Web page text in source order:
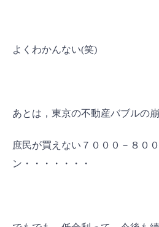
よくわかんない(笑)
あとは，東京の不動産バブルの崩
庶民が買えない７０００－８０
ン・・・・・・・